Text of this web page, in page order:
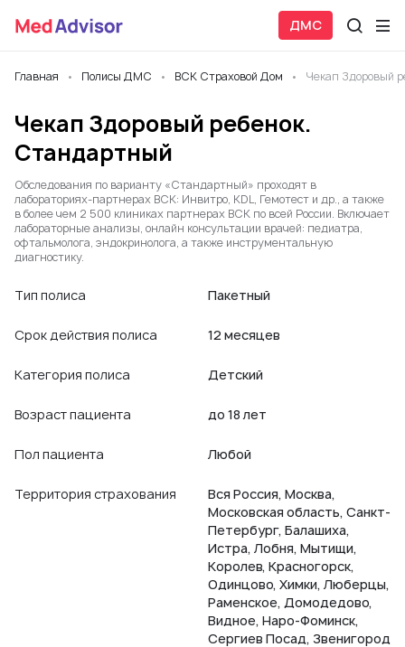
ДМС
Главная Полисы ДМС ВСК Страховой Дом Чекап Здоровый
Чекап Здоровый ребенок.
Стандартный
Обследования по варианту «Стандартный» проходят в
лабораториях-партнерах ВСК: Инвитро, KDL, Гемотест и др., а также
в более чем 2 500 клиниках партнерах ВСК по всей России. Включает
лабораторные анализы, онлайн консультации врачей: педиатра,
офтальмолога, эндокринолога, а также инструментальную
диагностику.
Тип полиса Пакетный
Срок действия полиса 12 месяцев
Категория полиса Детский
Возраст пациента до 18 лет
Пол пациента Любой
Территория страхования
Вся Россия, Москва,
Московская область, Санкт-
Петербург, Балашиха,
Истра, Лобня, Мытищи,
Королев, Красногорск,
Одинцово, Химки, Люберцы,
Раменское, Домодедово,
Видное, Наро-Фоминск,
Сергиев Посад, Звенигород